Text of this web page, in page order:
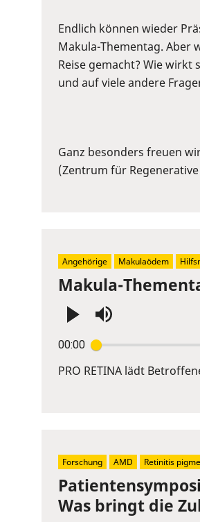
Space
to
show
volume
Endlich können wieder
Makula-Thementag. Aber
Reise gemacht? Wie
und auf viele andere
Ganz besonders freuen
(Zentrum für
Makula-
00:00
Enter
or
slider.
PRO RETINA lädt
Angehörige Makulaödem
Was bringt die
Forschung AMD Retinitis